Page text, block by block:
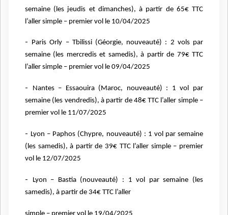
semaine (les jeudis et dimanches),à partir de 65€ TTC
l’aller simple – premier vol le 10/04/2025
- Paris Orly – Tbilissi (Géorgie, nouveauté) : 2 vols par
semaine (les mercredis et samedis),à partir de 79€ TTC
l’aller simple – premier vol le 09/04/2025
-
Nantes – Essaouira (Maroc, nouveauté) : 1 vol par
semaine (les vendredis), à partir de 48€ TTC l’aller simple –
premier vol le 11/07/2025
- Lyon – Paphos (Chypre, nouveauté) : 1 vol par semaine
(les samedis), à partir de 39€ TTC l’aller simple – premier
vol le 12/07/2025
-
Lyon – Bastia (nouveauté) : 1 vol par semaine (les
samedis), à partir de 34€ TTC l’aller